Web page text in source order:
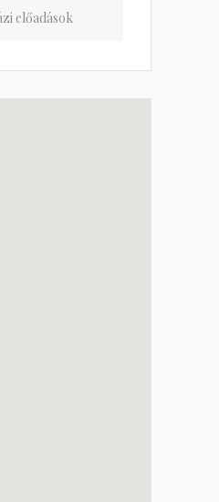
előadások